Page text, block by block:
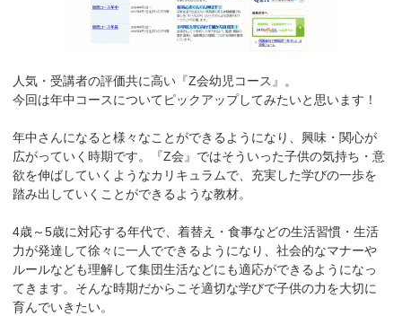
人気・受講者の評価共に高い『Z会幼児コース』。
今回は年中コースについてピックアップしてみたいと思います！
年中さんになると様々なことができるようになり、興味・関心が
広がっていく時期です。『Z会』ではそういった子供の気持ち・意
欲を伸ばしていくようなカリキュラムで、充実した学びの一歩を
踏み出していくことができるような教材。
4歳～5歳に対応する年代で、着替え・食事などの生活習慣・生活
力が発達して徐々に一人でできるようになり、社会的なマナーや
ルールなども理解して集団生活などにも適応ができるようになっ
てきます。そんな時期だからこそ適切な学びで子供の力を大切に
育んでいきたい。